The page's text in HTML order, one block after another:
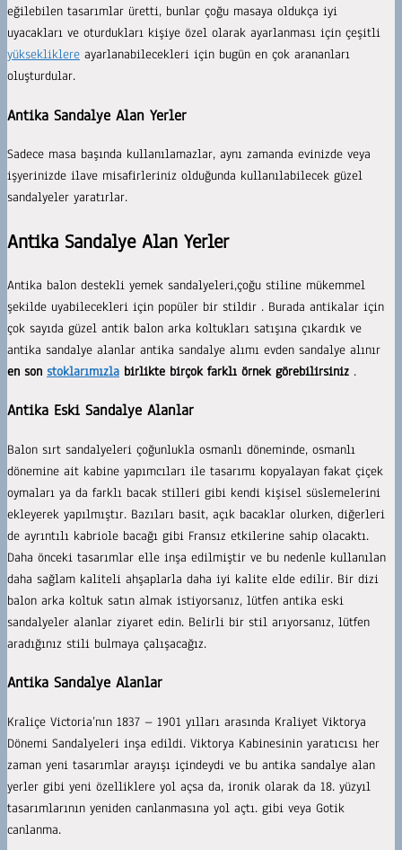
eğilebilen tasarımlar üretti, bunlar çoğu masaya oldukça iyi
uyacakları ve oturdukları kişiye özel olarak ayarlanması için çeşitli
yüksekliklere ayarlanabilecekleri için bugün en çok arananları
oluşturdular.
Antika Sandalye Alan Yerler
Sadece masa başında kullanılamazlar, aynı zamanda evinizde veya
işyerinizde ilave misafirleriniz olduğunda kullanılabilecek güzel
sandalyeler yaratırlar.
Antika Sandalye Alan Yerler
Antika balon destekli yemek sandalyeleri,çoğu stiline mükemmel
şekilde uyabilecekleri için popüler bir stildir . Burada antikalar için
çok sayıda güzel antik balon arka koltukları satışına çıkardık ve
antika sandalye alanlar antika sandalye alımı evden sandalye alınır
en son stoklarımızla birlikte birçok farklı örnek görebilirsiniz .
Antika Eski Sandalye Alanlar
Balon sırt sandalyeleri çoğunlukla osmanlı döneminde, osmanlı
dönemine ait kabine yapımcıları ile tasarımı kopyalayan fakat çiçek
oymaları ya da farklı bacak stilleri gibi kendi kişisel süslemelerini
ekleyerek yapılmıştır. Bazıları basit, açık bacaklar olurken, diğerleri
de ayrıntılı kabriole bacağı gibi Fransız etkilerine sahip olacaktı.
Daha önceki tasarımlar elle inşa edilmiştir ve bu nedenle kullanılan
daha sağlam kaliteli ahşaplarla daha iyi kalite elde edilir. Bir dizi
balon arka koltuk satın almak istiyorsanız, lütfen antika eski
sandalyeler alanlar ziyaret edin. Belirli bir stil arıyorsanız, lütfen
aradığınız stili bulmaya çalışacağız.
Antika Sandalye Alanlar
Kraliçe Victoria’nın 1837 – 1901 yılları arasında Kraliyet Viktorya
Dönemi Sandalyeleri inşa edildi. Viktorya Kabinesinin yaratıcısı her
zaman yeni tasarımlar arayışı içindeydi ve bu antika sandalye alan
yerler gibi yeni özelliklere yol açsa da, ironik olarak da 18. yüzyıl
tasarımlarının yeniden canlanmasına yol açtı. gibi veya Gotik
canlanma.